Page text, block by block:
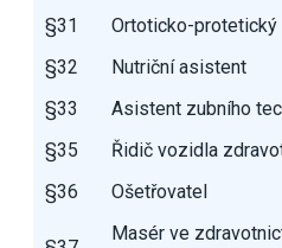
§31
Ortoticko-protetický
§32
Nutriční asistent
§33
Asistent zubního
§35
Řidič vozidla
§36
Ošetřovatel
Masér ve